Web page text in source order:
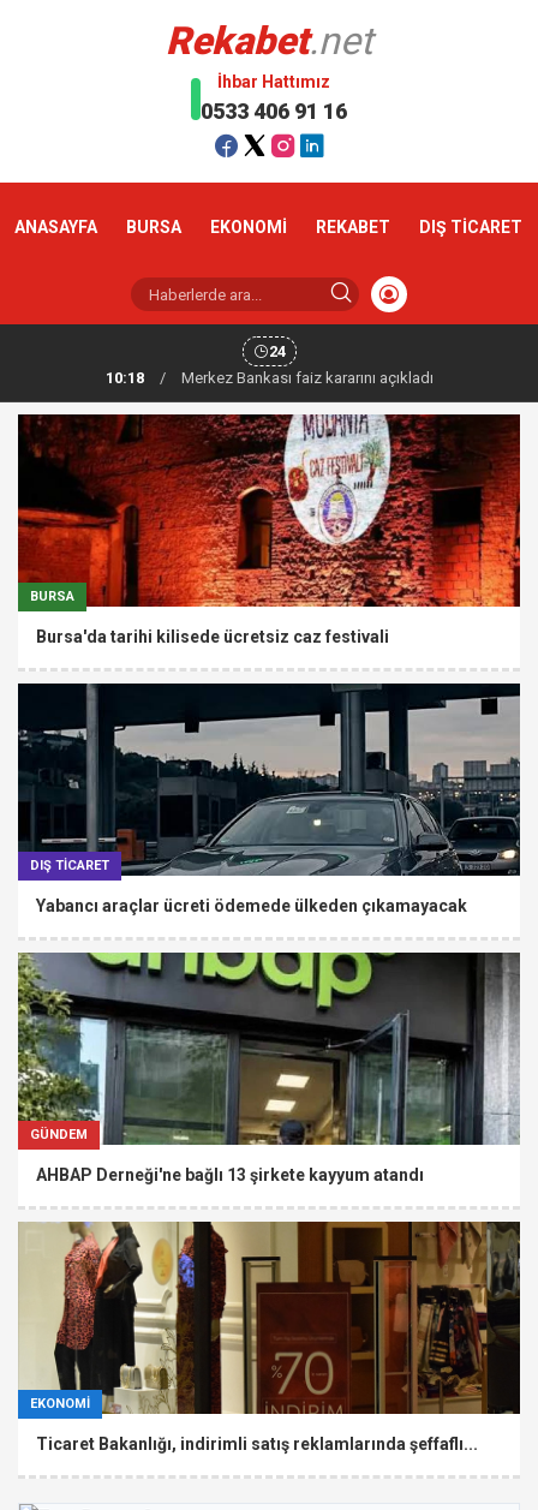
Rekabet.net
İhbar Hattımız
0533 406 91 16
ANASAYFA BURSA EKONOMİ REKABET DIŞ TİCARET
24
10:18
/ Altın haftaya yükselişle başladı
BURSA
Bursa'da tarihi kilisede ücretsiz caz festivali
DIŞ TİCARET
Yabancı araçlar ücreti ödemede ülkeden çıkamayacak
GÜNDEM
AHBAP Derneği'ne bağlı 13 şirkete kayyum atandı
EKONOMİ
Ticaret Bakanlığı, indirimli satış reklamlarında şeffaflı...